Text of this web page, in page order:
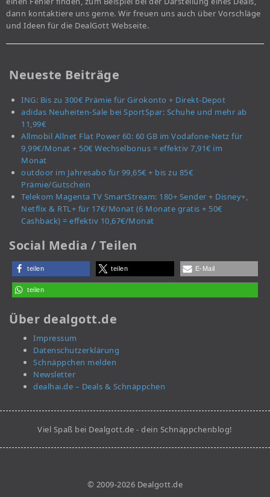
dann kontaktiere uns gerne. Wir freuen uns auch über Vorschläge
und Ideen für die DealGott Webseite.
Neueste Beiträge
ING: Bis zu 300€ Prämie für Girokonto + Direkt-Depot
adidas Neuheiten-Sale bei SportSpar: Schuhe und mehr ab
11,99€
Allmobil Allnet Flat Power 60: 60 GB im Vodafone-Netz für
9,99€/Monat + 50€ Wechselbonus = effektiv 7,91€ im
Monat
outdoor im Jahresabo für 99,65€ + bis zu 85€
Prämie/Gutschein
Telekom Magenta TV SmartStream: 180+ Sender + Disney+,
Netflix & RTL+ für 17€/Monat (6 Monate gratis + 50€
Cashback) = effektiv 10,67€/Monat
Social Media / Teilen
teilen teilen E-Mail
teilen
Über dealgott.de
Impressum
Datenschutzerklärung
Schnäppchen melden
Newsletter
dealhai.de – Deals & Schnäppchen
Viel Spaß bei Dealgott.de - dein Schnäppchenblog!
© 2009-2026 Dealgott.de